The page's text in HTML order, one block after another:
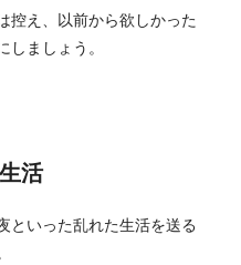
控え、以前から欲しかった
しましょう。
活
といった乱れた生活を送る